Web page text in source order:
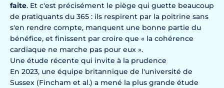
faite. Et c'est précisément le piège qui guette beaucoup
de pratiquants du 365 : ils respirent par la poitrine sans
s'en rendre compte, manquent une bonne partie du
bénéfice, et finissent par croire que « la cohérence
cardiaque ne marche pas pour eux ».
Une étude récente qui invite à la prudence
En 2023, une équipe britannique de l'université de
Sussex (Fincham et al.) a mené la plus grande étude